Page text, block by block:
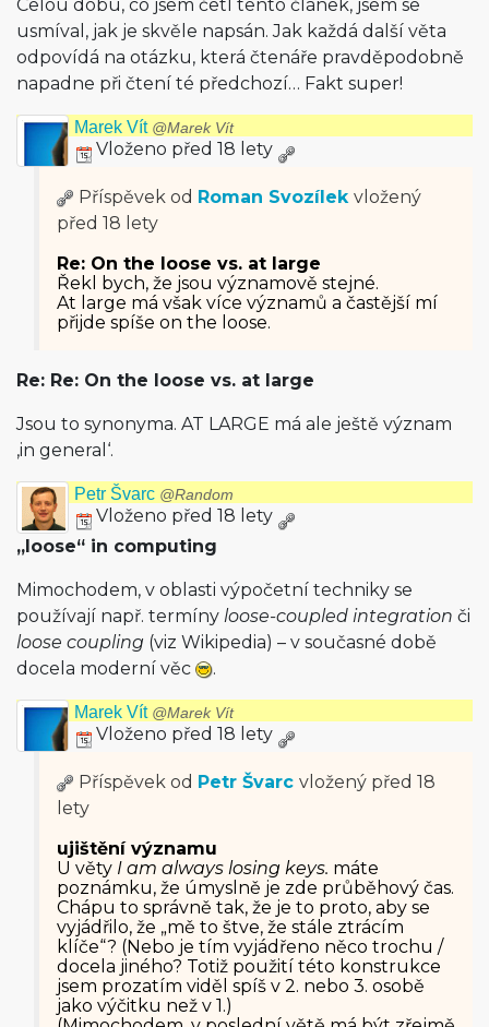
Celou dobu, co jsem četl tento článek, jsem se
usmíval, jak je skvěle napsán. Jak každá další věta
odpovídá na otázku, která čtenáře pravděpodobně
napadne při čtení té předchozí… Fakt super!
Marek Vít @Marek Vít
Vloženo před 18 lety
Příspěvek od Roman Svozílek vložený
před 18 lety
Re: On the loose vs. at large
Řekl bych, že jsou významově stejné.
At large má však více významů a častější mí
přijde spíše on the loose.
Re: Re: On the loose vs. at large
Jsou to synonyma. AT LARGE má ale ještě význam
‚in general‘.
Petr Švarc @Random
Vloženo před 18 lety
„loose“ in computing
Mimochodem, v oblasti výpočetní techniky se
používají např. termíny loose-coupled integration či
loose coupling (viz Wikipedia) – v současné době
docela moderní věc
.
Marek Vít @Marek Vít
Vloženo před 18 lety
Příspěvek od Petr Švarc vložený před 18
lety
ujištění významu
U věty I am always losing keys. máte
poznámku, že úmyslně je zde průběhový čas.
Chápu to správně tak, že je to proto, aby se
vyjádřilo, že „mě to štve, že stále ztrácím
klíče“? (Nebo je tím vyjádřeno něco trochu /
docela jiného? Totiž použití této konstrukce
jsem prozatím viděl spíš v 2. nebo 3. osobě
jako výčitku než v 1.)